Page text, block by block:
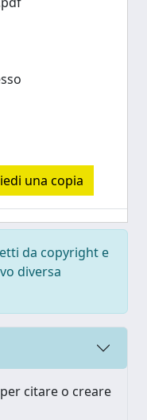
una copia
da copyright e
diversa
citare o creare